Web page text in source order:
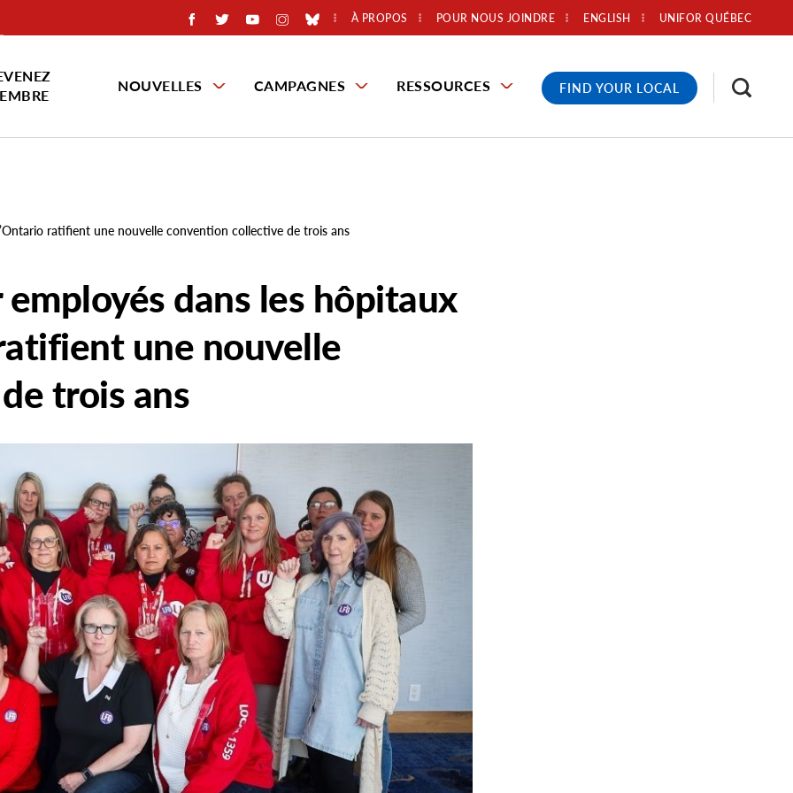
À PROPOS POUR NOUS JOINDRE UNIFOR QUÉBEC
ENGLISH
NOUVELLES CAMPAGNES RESSOURCES FIND YOUR LOCAL
ratifient une nouvelle convention collective de trois ans
employés dans les hôpitaux
une nouvelle
trois ans